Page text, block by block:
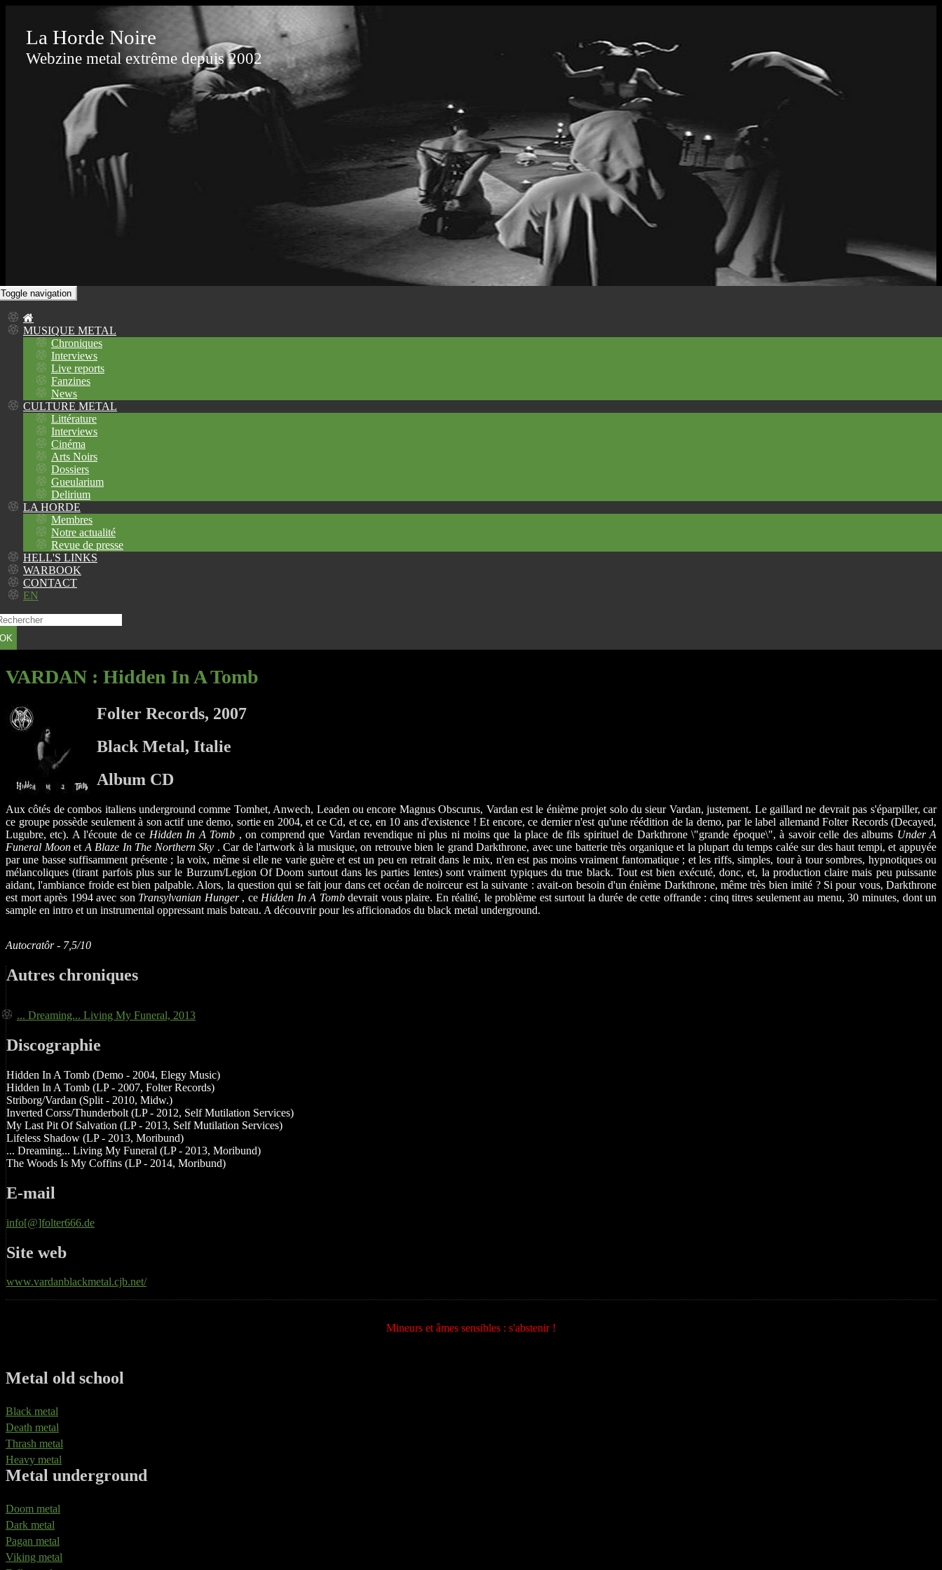
La Horde Noire
Webzine metal extrême depuis 2002
Toggle navigation
MUSIQUE METAL
Chroniques
Interviews
Live reports
Fanzines
News
CULTURE METAL
Littérature
Interviews
Cinéma
Arts Noirs
Dossiers
Gueularium
Delirium
LA HORDE
Membres
Notre actualité
Revue de presse
HELL'S LINKS
WARBOOK
CONTACT
EN
OK
VARDAN : Hidden In A Tomb
Folter Records, 2007
Black Metal, Italie
Album CD
Aux côtés de combos italiens underground comme Tomhet, Anwech, Leaden ou encore Magnus Obscurus, Vardan est le énième projet solo du sieur Vardan, justement. Le gaillard ne devrait pas s'éparpiller, car
ce groupe possède seulement à son actif une demo, sortie en 2004, et ce Cd, et ce, en 10 ans d'existence ! Et encore, ce dernier n'est qu'une réédition de la demo, par le label allemand Folter Records (Decayed,
Lugubre, etc). A l'écoute de ce Hidden In A Tomb , on comprend que Vardan revendique ni plus ni moins que la place de fils spirituel de Darkthrone \"grande époque\", à savoir celle des albums Under A
Funeral Moonet A Blaze In The Northern Sky . Car de l'artwork à la musique, on retrouve bien le grand Darkthrone, avec une batterie très organique et la plupart du temps calée sur des haut tempi, et appuyée
par une basse suffisamment présente ; la voix, même si elle ne varie guère et est un peu en retrait dans le mix, n'en est pas moins vraiment fantomatique ; et les riffs, simples, tour à tour sombres, hypnotiques ou
mélancoliques (tirant parfois plus sur le Burzum/Legion Of Doom surtout dans les parties lentes) sont vraiment typiques du true black. Tout est bien exécuté, donc, et, la production claire mais peu puissante
aidant, l'ambiance froide est bien palpable. Alors, la question qui se fait jour dans cet océan de noirceur est la suivante : avait-on besoin d'un énième Darkthrone, même très bien imité ? Si pour vous, Darkthrone
est mort après 1994 avec son Transylvanian Hunger, ce Hidden In A Tombdevrait vous plaire. En réalité, le problème est surtout la durée de cette offrande : cinq titres seulement au menu, 30 minutes, dont un
sample en intro et un instrumental oppressant mais bateau. A découvrir pour les afficionados du black metal underground.
Autocratôr - 7,5/10
Autres chroniques
... Dreaming... Living My Funeral, 2013
Discographie
Hidden In A Tomb (Demo - 2004, Elegy Music)
Hidden In A Tomb (LP - 2007, Folter Records)
Striborg/Vardan (Split - 2010, Midw.)
Inverted Corss/Thunderbolt (LP - 2012, Self Mutilation Services)
My Last Pit Of Salvation (LP - 2013, Self Mutilation Services)
Lifeless Shadow (LP - 2013, Moribund)
... Dreaming... Living My Funeral (LP - 2013, Moribund)
The Woods Is My Coffins (LP - 2014, Moribund)
E-mail
info[@]folter666.de
Site web
www.vardanblackmetal.cjb.net/
Mineurs et âmes sensibles : s'abstenir !
Metal old school
Black metal
Death metal
Thrash metal
Heavy metal
Metal underground
Doom metal
Dark metal
Pagan metal
Viking metal